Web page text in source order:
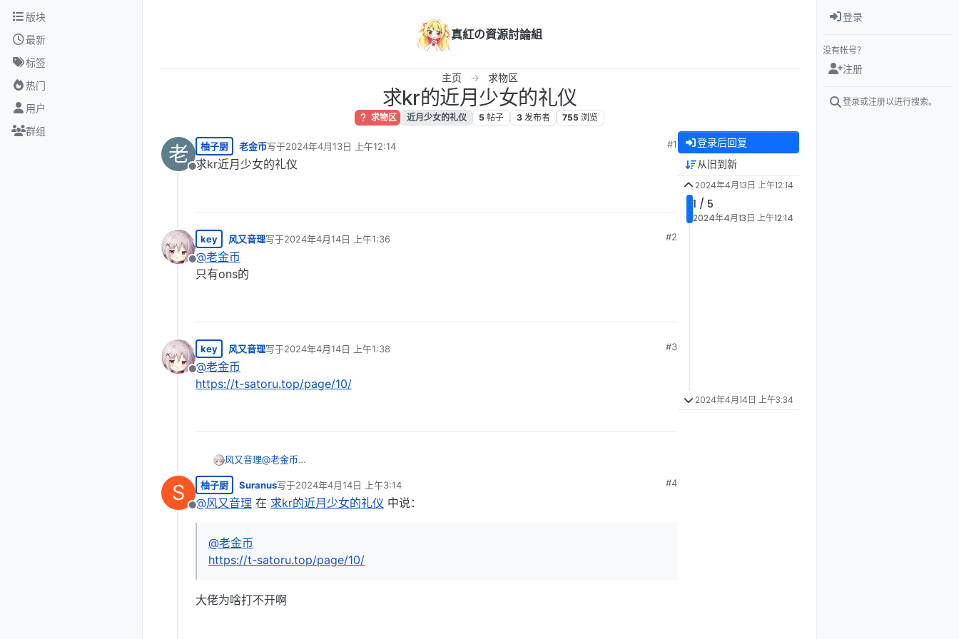
跳转至内容
版块
最新
标签
热门
用户
群组
真紅の資源討論組
主页 求物区
求kr的近月少女的礼仪
求物区 近月少女的礼仪 5 帖子 3 发布者 755 浏览
老
离线
柚子厨 老金币写于2024年4月13日 上午12:14
最后由 编辑
#1
求kr近月少女的礼仪
离线
key 风又音理写于2024年4月14日 上午1:36
最后由 编辑
#2
@老金币
只有ons的
离线
key 风又音理写于2024年4月14日 上午1:38
最后由 编辑
#3
@老金币
https://t-satoru.top/page/10/
风又音理@老金币
S
离线
柚子厨 Suranus写于2024年4月14日 上午3:14
最后由 编辑
#4
@风又音理 在 求kr的近月少女的礼仪 中说：
@老金币
https://t-satoru.top/page/10/
大佬为啥打不开啊
登录后回复
从旧到新
2024年4月13日 上午12:14
1 / 5
2024年4月13日 上午12:14
2024年4月14日 上午3:34
登录
没有帐号？
注册
登录或注册以进行搜索。